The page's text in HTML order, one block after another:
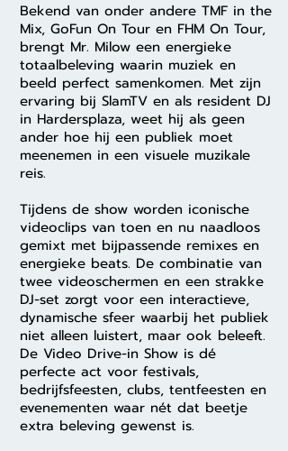
Bekend van onder andere TMF in the
Mix, GoFun On Tour en FHM On Tour,
brengt Mr. Milow een energieke
totaalbeleving waarin muziek en
beeld perfect samenkomen. Met zijn
ervaring bij SlamTV en als resident DJ
in Hardersplaza, weet hij als geen
ander hoe hij een publiek moet
meenemen in een visuele muzikale
reis.
Tijdens de show worden iconische
videoclips van toen en nu naadloos
gemixt met bijpassende remixes en
energieke beats. De combinatie van
twee videoschermen en een strakke
DJ-set zorgt voor een interactieve,
dynamische sfeer waarbij het publiek
niet alleen luistert, maar ook beleeft.
De Video Drive-in Show is dé
perfecte act voor festivals,
bedrijfsfeesten, clubs, tentfeesten en
evenementen waar nét dat beetje
extra beleving gewenst is.